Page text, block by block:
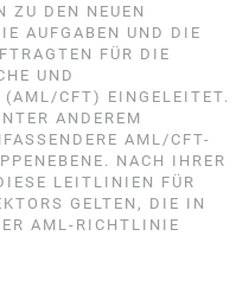
ZU DEN NEUEN
AUFGABEN UND DIE
FÜR DIE
UND
(AML/CFT) EINGELEITET.
ANDEREM
AML/CFT-
NACH IHRER
LEITLINIEN FÜR
GELTEN, DIE IN
AML-RICHTLINIE